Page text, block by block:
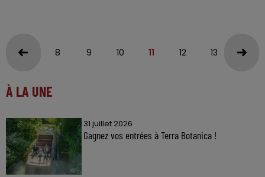
8 9 10 11 12 13 14
À LA UNE
31 juillet 2026
Gagnez vos entrées à Terra Botanica !